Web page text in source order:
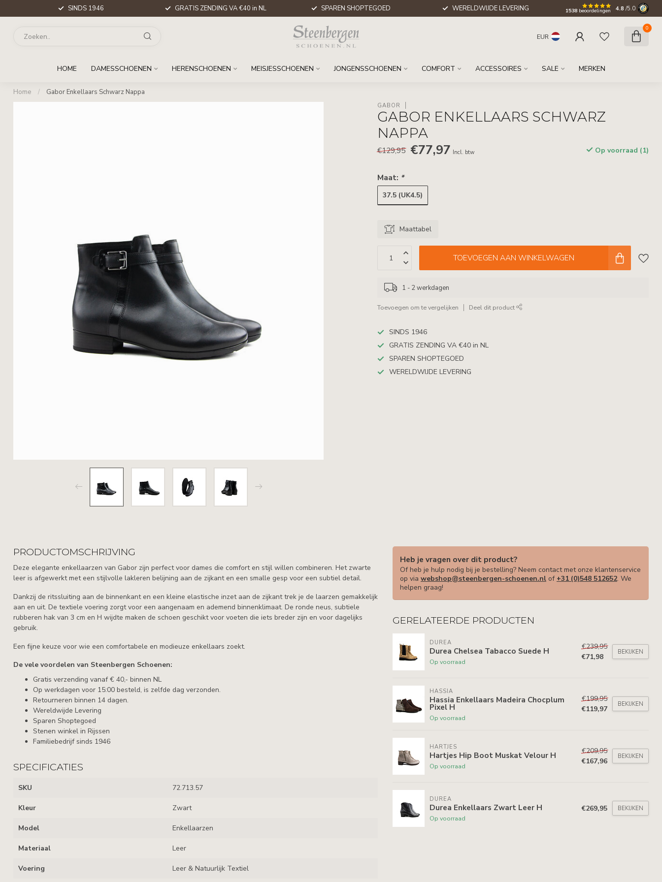
SINDS 1946 GRATIS ZENDING VA €40 in NL SPAREN SHOPTEGOED WERELDWIJDE LEVERING 1538 beoordelingen 4.8 /5.0
EUR
0
HOME DAMESSCHOENEN HERENSCHOENEN MEISJESSCHOENEN JONGENSSCHOENEN COMFORT ACCESSOIRES SALE MERKEN
Home / Gabor Enkellaars Schwarz Nappa
GABOR
GABOR ENKELLAARS SCHWARZ
NAPPA
€129,95 €77,97 Incl. btw Op voorraad (1)
Maat: *
37.5 (UK4.5)
Maattabel
TOEVOEGEN AAN WINKELWAGEN
1 - 2 werkdagen
Toevoegen om te vergelijken Deel dit product
SINDS 1946
GRATIS ZENDING VA €40 in NL
SPAREN SHOPTEGOED
WERELDWIJDE LEVERING
PRODUCTOMSCHRIJVING
Deze elegante enkellaarzen van Gabor zijn perfect voor dames die comfort en stijl willen combineren. Het zwarte
leer is afgewerkt met een stijlvolle lakleren belijning aan de zijkant en een smalle gesp voor een subtiel detail.
Dankzij de ritssluiting aan de binnenkant en een kleine elastische inzet aan de zijkant trek je de laarzen gemakkelijk
aan en uit. De textiele voering zorgt voor een aangenaam en ademend binnenklimaat. De ronde neus, subtiele
rubberen hak van 3 cm en H wijdte maken de schoen geschikt voor voeten die iets breder zijn en voor dagelijks
gebruik.
Een fijne keuze voor wie een comfortabele en modieuze enkellaars zoekt.
De vele voordelen van Steenbergen Schoenen:
Gratis verzending vanaf € 40,- binnen NL
Op werkdagen voor 15:00 besteld, is zelfde dag verzonden.
Retourneren binnen 14 dagen.
Wereldwijde Levering
Sparen Shoptegoed
Stenen winkel in Rijssen
Familiebedrijf sinds 1946
SPECIFICATIES
SKU 72.713.57
Kleur Zwart
Model Enkellaarzen
Materiaal Leer
Voering Leer & Natuurlijk Textiel
Heb je vragen over dit product?
Of heb je hulp nodig bij je bestelling? Neem contact met onze klantenservice
op via webshop@steenbergen-schoenen.nl of +31 (0)548 512652. We
helpen graag!
GERELATEERDE PRODUCTEN
DUREA
Durea Chelsea Tabacco Suede H
Op voorraad
€239,95
€71,98
BEKIJKEN
HASSIA
Hassia Enkellaars Madeira Chocplum
Pixel H
Op voorraad
€199,95
€119,97
BEKIJKEN
HARTJES
Hartjes Hip Boot Muskat Velour H
Op voorraad
€209,95
€167,96
BEKIJKEN
DUREA
Durea Enkellaars Zwart Leer H
Op voorraad
€269,95 BEKIJKEN